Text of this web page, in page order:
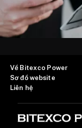
Về Bitexco Power
Sơ đồ website
Liên hệ